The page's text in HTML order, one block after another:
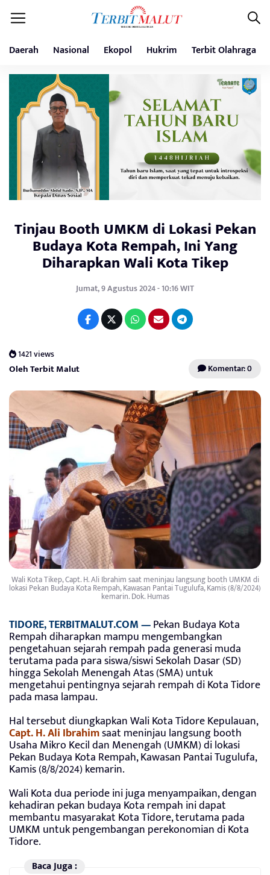
Daerah Nasional Ekopol Hukrim Terbit Olahraga
Tinjau Booth UMKM di Lokasi Pekan
Budaya Kota Rempah, Ini Yang
Diharapkan Wali Kota Tikep
Jumat, 9 Agustus 2024 - 10:16 WIT
1421 views
Oleh Terbit Malut Komentar: 0
Wali Kota Tikep, Capt. H. Ali Ibrahim saat meninjau langsung booth UMKM di
lokasi Pekan Budaya Kota Rempah, Kawasan Pantai Tugulufa, Kamis (8/8/2024)
kemarin. Dok. Humas
TIDORE, TERBITMALUT.COM —Pekan Budaya Kota
Rempah diharapkan mampu mengembangkan
pengetahuan sejarah rempah pada generasi muda
terutama pada para siswa/siswi Sekolah Dasar (SD)
hingga Sekolah Menengah Atas (SMA) untuk
mengetahui pentingnya sejarah rempah di Kota Tidore
pada masa lampau.
Hal tersebut diungkapkan Wali Kota Tidore Kepulauan,
Capt. H. Ali Ibrahimsaat meninjau langsung booth
Usaha Mikro Kecil dan Menengah (UMKM) di lokasi
Pekan Budaya Kota Rempah, Kawasan Pantai Tugulufa,
Kamis (8/8/2024) kemarin.
Wali Kota dua periode ini juga menyampaikan, dengan
kehadiran pekan budaya Kota rempah ini dapat
membantu masyarakat Kota Tidore, terutama pada
UMKM untuk pengembangan perekonomian di Kota
Tidore.
Baca Juga :